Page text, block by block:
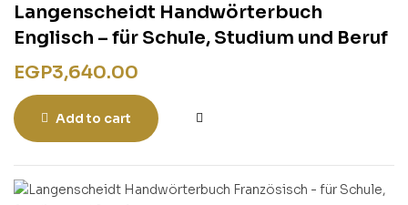
Langenscheidt Handwörterbuch
Englisch – für Schule, Studium und Beruf
EGP3,640.00
Add to cart